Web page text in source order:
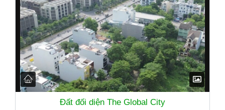
Đất đối diện The Global City